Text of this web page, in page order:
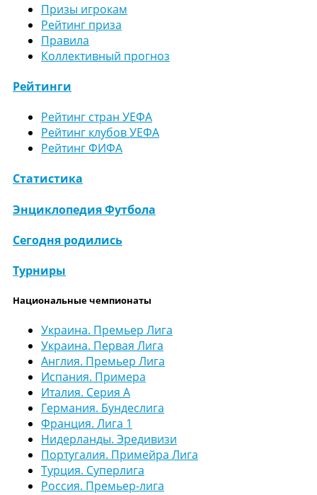
Призы игрокам
Рейтинг приза
Правила
Коллективный прогноз
Рейтинги
Рейтинг стран УЕФА
Рейтинг клубов УЕФА
Рейтинг ФИФА
Статистика
Энциклопедия Футбола
Сегодня родились
Турниры
Национальные чемпионаты
Украина. Премьер Лига
Украина. Первая Лига
Англия. Премьер Лига
Испания. Примера
Италия. Серия А
Германия. Бундеслига
Франция. Лига 1
Нидерланды. Эредивизи
Португалия. Примейра Лига
Турция. Суперлига
Россия. Премьер-лига